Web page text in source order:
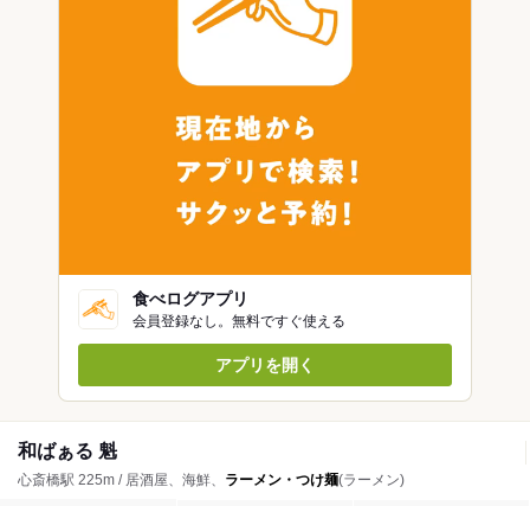
食べログアプリ
会員登録なし。無料ですぐ使える
アプリを開く
和ばぁる 魁
心斎橋駅 225m / 居酒屋、海鮮、 ラーメン・つけ麺(ラーメン)